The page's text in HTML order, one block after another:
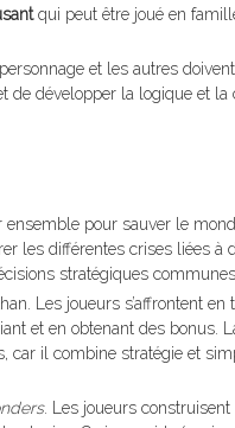
qui peut être joué en
et les autres
de développer la logique et la
pour sauver le
les différentes crises liées à
stratégiques communes.
Les joueurs s’affrontent en
et en obtenant des bonus.
car il combine stratégie et
. Les joueurs construisent